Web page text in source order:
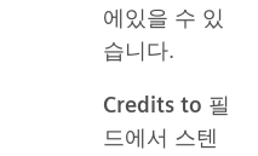
에있을 수 있
습니다.
Credits to 필
드에서 스텐